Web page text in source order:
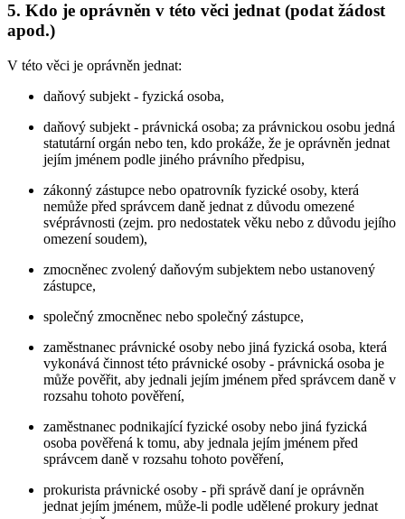
5. Kdo je oprávněn v této věci jednat (podat žádost
apod.)
V této věci je oprávněn jednat:
daňový subjekt - fyzická osoba,
daňový subjekt - právnická osoba; za právnickou osobu jedná
statutární orgán nebo ten, kdo prokáže, že je oprávněn jednat
jejím jménem podle jiného právního předpisu,
zákonný zástupce nebo opatrovník fyzické osoby, která
nemůže před správcem daně jednat z důvodu omezené
svéprávnosti (zejm. pro nedostatek věku nebo z důvodu jejího
omezení soudem),
zmocněnec zvolený daňovým subjektem nebo ustanovený
zástupce,
společný zmocněnec nebo společný zástupce,
zaměstnanec právnické osoby nebo jiná fyzická osoba, která
vykonává činnost této právnické osoby - právnická osoba je
může pověřit, aby jednali jejím jménem před správcem daně v
rozsahu tohoto pověření,
zaměstnanec podnikající fyzické osoby nebo jiná fyzická
osoba pověřená k tomu, aby jednala jejím jménem před
správcem daně v rozsahu tohoto pověření,
prokurista právnické osoby - při správě daní je oprávněn
jednat jejím jménem, může-li podle udělené prokury jednat